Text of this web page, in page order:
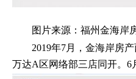
图片来源：福州金海岸
2019年7月，金海岸房
万达A区网络部三店同开。6